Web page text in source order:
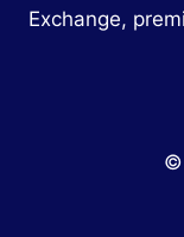
Exchange,
©